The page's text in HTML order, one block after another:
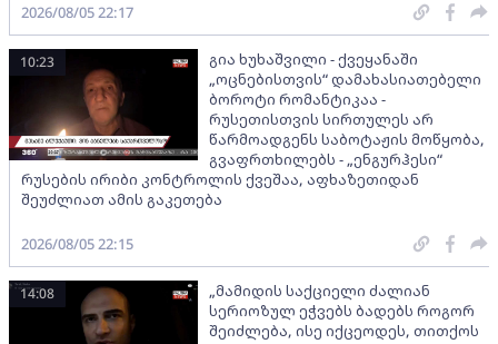
2026/08/05 22:17
გია ხუხაშვილი - ქვეყანაში
„ოცნებისთვის“ დამახასიათებელი
ბოროტი რომანტიკაა -
რუსეთისთვის სირთულეს არ
წარმოადგენს საბოტაჟის მოწყობა,
გვაფრთხილებს - „ენგურჰესი“
რუსების ირიბი კონტროლის ქვეშაა, აფხაზეთიდან
შეუძლიათ ამის გაკეთება
10:23
2026/08/05 22:15
„მამიდის საქციელი ძალიან
სერიოზულ ეჭვებს ბადებს როგორ
შეიძლება, ისე იქცეოდეს, თითქოს
14:08